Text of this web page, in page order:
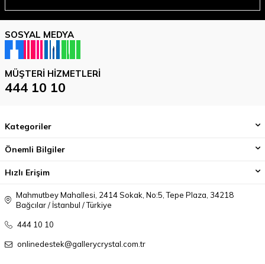
SOSYAL MEDYA
MÜŞTERI HIZMETLERI
444 10 10
Kategoriler
Önemli Bilgiler
Hızlı Erişim
Mahmutbey Mahallesi, 2414 Sokak, No:5, Tepe Plaza, 34218
Bağcılar / İstanbul / Türkiye
444 10 10
onlinedestek@gallerycrystal.com.tr